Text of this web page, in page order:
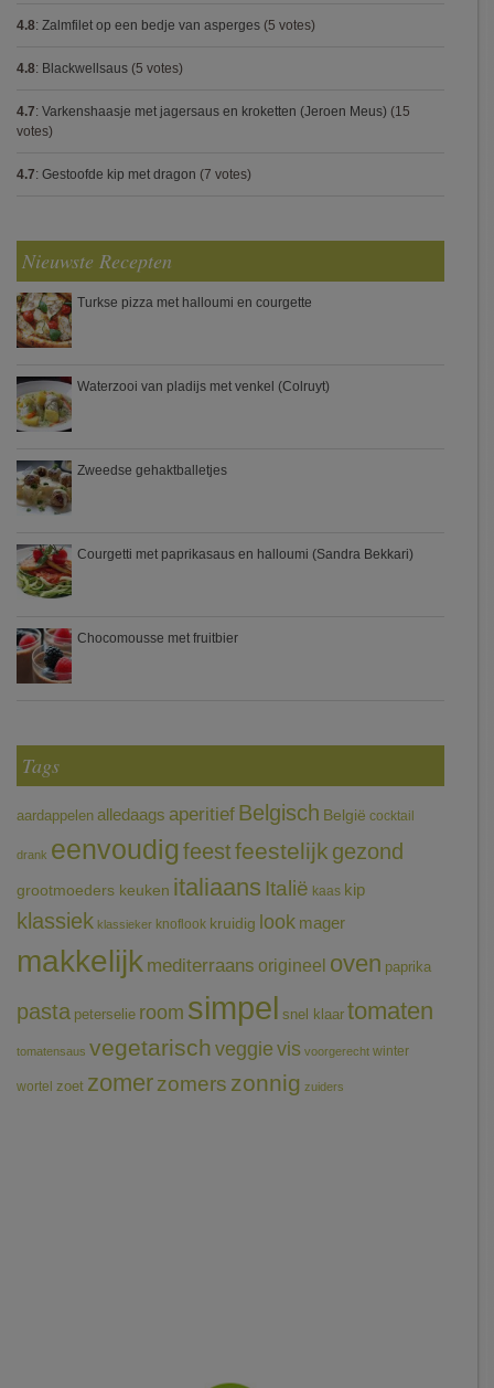
4.8: Zalmfilet op een bedje van asperges (5 votes)
4.8: Blackwellsaus (5 votes)
4.7: Varkenshaasje met jagersaus en kroketten (Jeroen Meus) (15
votes)
4.7: Gestoofde kip met dragon (7 votes)
Nieuwste Recepten
Turkse pizza met halloumi en courgette
Waterzooi van pladijs met venkel (Colruyt)
Zweedse gehaktballetjes
Courgetti met paprikasaus en halloumi (Sandra Bekkari)
Chocomousse met fruitbier
Tags
aardappelen alledaags aperitief Belgisch België cocktail
drank eenvoudigfeestfeestelijk gezond
grootmoeders keuken italiaans Italië kaas kip
klassiek klassieker knoflook kruidig look mager
makkelijk mediterraans origineel oven paprika
pasta peterselie room simpel snel klaar tomaten
tomatensaus vegetarischveggie vis voorgerecht winter
wortel zoet zomerzomers zonnig zuiders